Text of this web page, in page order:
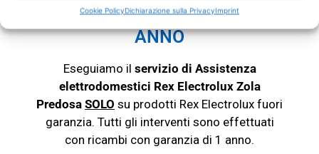
Cookie PolicyDichiarazione sulla PrivacyImprint
RICAMBI CON GARANZIA 1
ANNO
Eseguiamo il servizio di Assistenza
elettrodomestici Rex Electrolux Zola
Predosa SOLO su prodotti Rex Electrolux fuori
garanzia. Tutti gli interventi sono effettuati
con ricambi con garanzia di 1 anno.